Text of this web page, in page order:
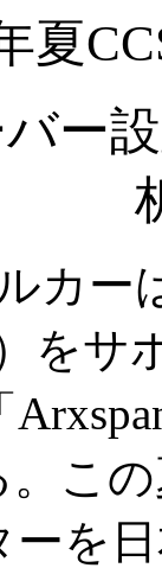
夏
ー
カー
をサ
こ
ーを